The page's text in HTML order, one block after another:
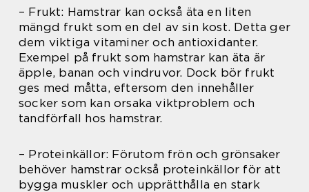
– Frukt: Hamstrar kan också äta en liten
mängd frukt som en del av sin kost. Detta ger
dem viktiga vitaminer och antioxidanter.
Exempel på frukt som hamstrar kan äta är
äpple, banan och vindruvor. Dock bör frukt
ges med måtta, eftersom den innehåller
socker som kan orsaka viktproblem och
tandförfall hos hamstrar.
– Proteinkällor: Förutom frön och grönsaker
behöver hamstrar också proteinkällor för att
bygga muskler och upprätthålla en stark